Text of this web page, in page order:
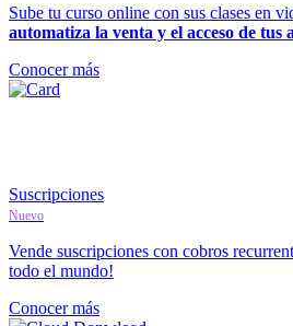
Sube tu curso online con sus clases en
automatiza la venta y el acceso de tus
Conocer más
Suscripciones
Nuevo
Vende suscripciones con cobros
todo el mundo!
Conocer más